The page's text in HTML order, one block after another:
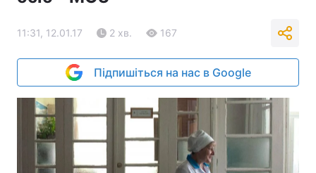
11:31, 12.01.17 2 хв. 167
Підпишіться на нас в Google